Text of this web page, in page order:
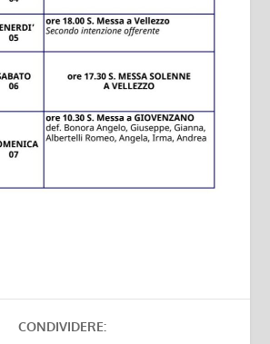
CONDIVIDERE: